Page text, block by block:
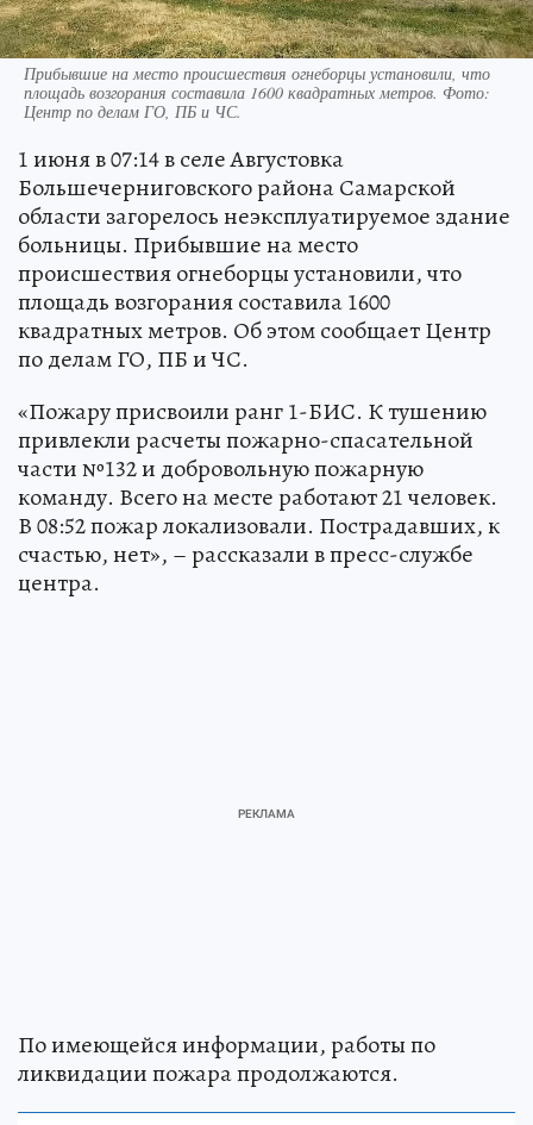
Прибывшие на место происшествия огнеборцы установили, что
площадь возгорания составила 1600 квадратных метров. Фото:
Центр по делам ГО, ПБ и ЧС.
1 июня в 07:14 в селе Августовка
Большечерниговского района Самарской
области загорелось неэксплуатируемое здание
больницы. Прибывшие на место
происшествия огнеборцы установили, что
площадь возгорания составила 1600
квадратных метров. Об этом сообщает Центр
по делам ГО, ПБ и ЧС.
«Пожару присвоили ранг 1-БИС. К тушению
привлекли расчеты пожарно-спасательной
части №132 и добровольную пожарную
команду. Всего на месте работают 21 человек.
В 08:52 пожар локализовали. Пострадавших, к
счастью, нет», – рассказали в пресс-службе
центра.
По имеющейся информации, работы по
ликвидации пожара продолжаются.